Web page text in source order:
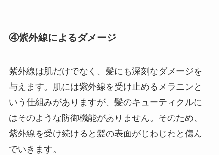
④紫外線によるダメージ
紫外線は肌だけでなく、髪にも深刻なダメージを
与えます。肌には紫外線を受け止めるメラニンと
いう仕組みがありますが、髪のキューティクルに
はそのような防御機能がありません。そのため、
紫外線を受け続けると髪の表面がじわじわと傷ん
でいきます。